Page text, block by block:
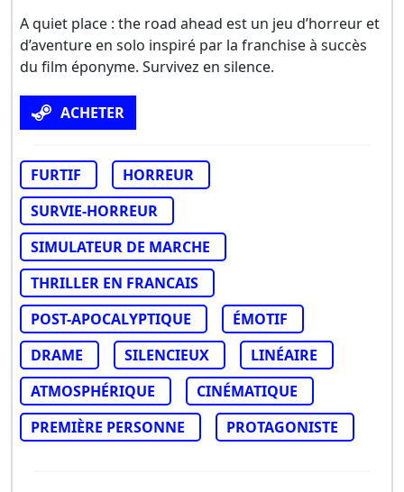
A quiet place : the road ahead est un jeu d’horreur et
d’aventure en solo inspiré par la franchise à succès
du film éponyme. Survivez en silence.
ACHETER
FURTIF
HORREUR
SURVIE-HORREUR
SIMULATEUR DE MARCHE
THRILLER EN FRANCAIS
POST-APOCALYPTIQUE
ÉMOTIF
DRAME
SILENCIEUX
LINÉAIRE
ATMOSPHÉRIQUE
CINÉMATIQUE
PREMIÈRE PERSONNE
PROTAGONISTE